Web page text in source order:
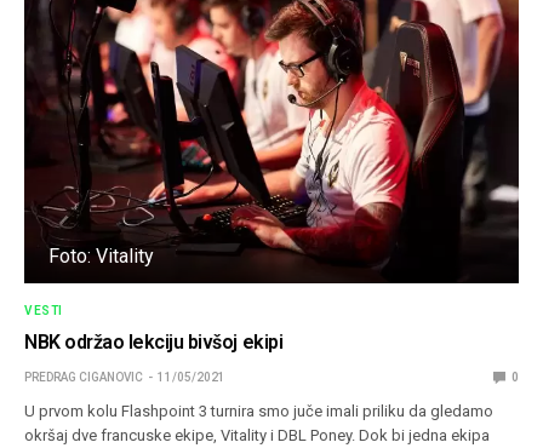
Foto: Vitality
VESTI
NBK održao lekciju bivšoj ekipi
PREDRAG CIGANOVIC 11/05/2021 0
U prvom kolu Flashpoint 3 turnira smo juče imali priliku da gledamo
okršaj dve francuske ekipe, Vitality i DBL Poney. Dok bi jedna ekipa